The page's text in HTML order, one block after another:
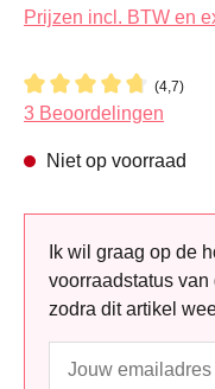
Prijzen incl. BTW en
(4,7)
Gemiddelde
3 Beoordelingen
Niet op voorraad
Ik wil graag op de
voorraadstatus van
zodra dit artikel